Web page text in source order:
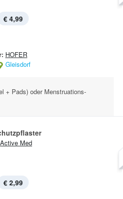
€ 4,99
HOFER
Gleisdorf
+ Pads) oder Menstruations-
Active Med
€ 2,99